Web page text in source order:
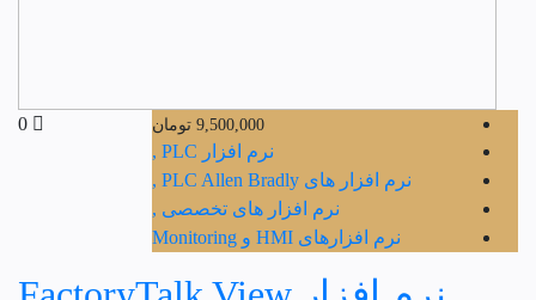
9,500,000 تومان
نرم افزار PLC ,
نرم افزار های PLC Allen Bradly ,
نرم افزار های تخصصی ,
نرم افزارهای HMI و Monitoring